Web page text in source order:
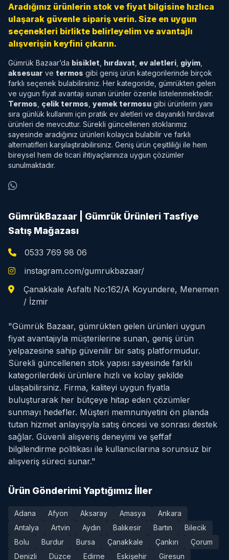
Aradığınız ürünlerin stok ve fiyat bilgisine hızlıca
ulaşarak güvenle sipariş verin. Size en uygun
seçenekleri birlikte belirleyelim ve avantajlı
alışverişin keyfini çıkarın.
Gümrük Bazaar’da bisiklet hırdavat ev aletleri giyim
aksesuar ve termos gibi geniş ürün kategorilerinde birçok
farklı seçenek bulabilirsiniz. Her kategoride, gümrükten gelen
ve uygun fiyat avantajı sunan ürünler özenle listelenmektedir.
Termos çelik termos yemek termosu gibi ürünlerin yanı
sıra günlük kullanım için pratik ev aletleri ve dayanıklı hırdavat
ürünleri de mevcuttur. Sürekli güncellenen stoklarımız
sayesinde aradığınız ürünleri kolayca bulabilir ve farklı
alternatifleri karşılaştırabilirsiniz. Geniş ürün çeşitliliği ile hem
bireysel hem de ticari ihtiyaçlarınıza uygun çözümler
sunulmaktadır.
GümrükBazaar | Gümrük Ürünleri Tasfiye
Satış Mağazası
0533 769 98 06
instagram.com/gumrukbazaar/
Çanakkale Asfaltı No:162/A Koyundere, Menemen
/ İzmir
"Gümrük Bazaar, gümrükten gelen ürünleri uygun
fiyat avantajıyla müşterilerine sunan, geniş ürün
yelpazesine sahip güvenilir bir satış platformudur.
Sürekli güncellenen stok yapısı sayesinde farklı
kategorilerdeki ürünlere hızlı ve kolay şekilde
ulaşabilirsiniz. Firma, kaliteyi uygun fiyatla
buluşturarak her bütçeye hitap eden çözümler
sunmayı hedefler. Müşteri memnuniyetini ön planda
tutan hizmet anlayışıyla satış öncesi ve sonrası destek
sağlar. Güvenli alışveriş deneyimi ve şeffaf
bilgilendirme politikası ile kullanıcılarına sorunsuz bir
alışveriş süreci sunar."
Ürün Gönderimi Yaptığımız İller
Adana Afyon Aksaray Amasya
Ankara
Antalya
Artvin Aydın Balıkesir Bartın
Bilecik
Bolu
Burdur Bursa Çanakkale Çankırı
Çorum
Denizli
Düzce Edirne Eskişehir Giresun